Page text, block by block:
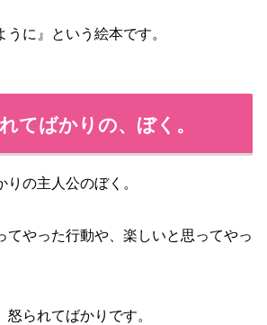
うに』という絵本です。
てばかりの、ぼく。
の主人公のぼく。
てやった行動や、楽しいと思ってやっ
られてばかりです。